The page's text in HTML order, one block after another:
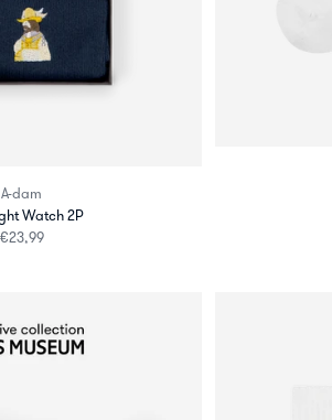
A-dam
Watch 2P
Aanbiedingsprijs
€23,99